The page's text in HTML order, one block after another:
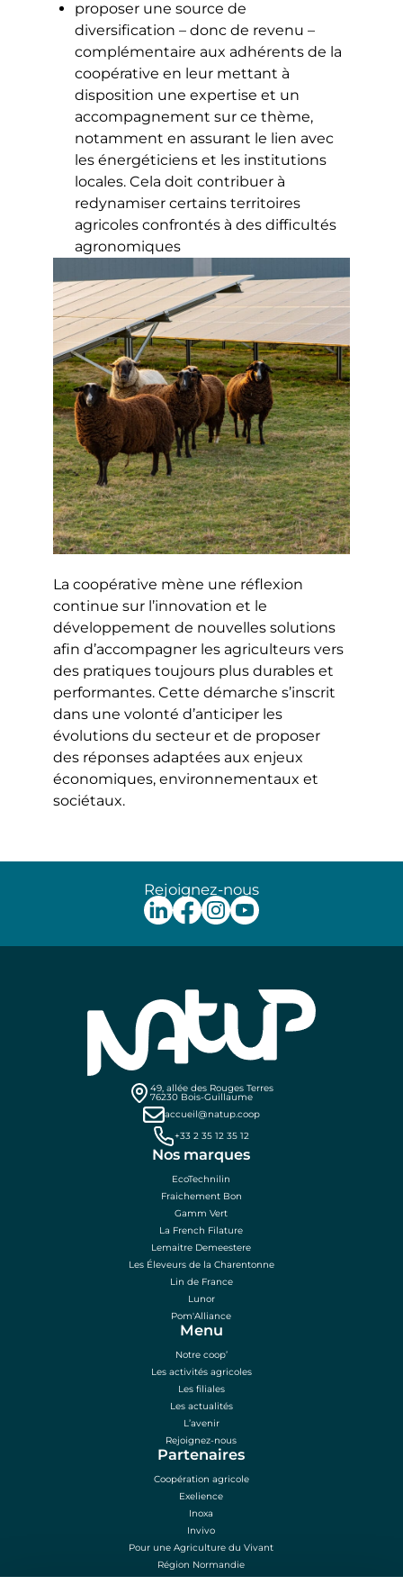
proposer une source de
diversification – donc de revenu –
complémentaire aux adhérents de la
coopérative en leur mettant à
disposition une expertise et un
accompagnement sur ce thème,
notamment en assurant le lien avec
les énergéticiens et les institutions
locales. Cela doit contribuer à
redynamiser certains territoires
agricoles confrontés à des difficultés
agronomiques
La coopérative mène une réflexion
continue sur l’innovation et le
développement de nouvelles solutions
afin d’accompagner les agriculteurs vers
des pratiques toujours plus durables et
performantes. Cette démarche s’inscrit
dans une volonté d’anticiper les
évolutions du secteur et de proposer
des réponses adaptées aux enjeux
économiques, environnementaux et
sociétaux.
Rejoignez-nous
49, allée des Rouges Terres
76230 Bois-Guillaume
accueil@natup.coop
+33 2 35 12 35 12
Nos marques
EcoTechnilin
Fraichement Bon
Gamm Vert
La French Filature
Lemaitre Demeestere
Les Éleveurs de la Charentonne
Lin de France
Lunor
Pom'Alliance
Menu
Notre coop’
Les activités agricoles
Les filiales
Les actualités
L’avenir
Rejoignez-nous
Partenaires
Coopération agricole
Exelience
Inoxa
Invivo
Pour une Agriculture du Vivant
Région Normandie